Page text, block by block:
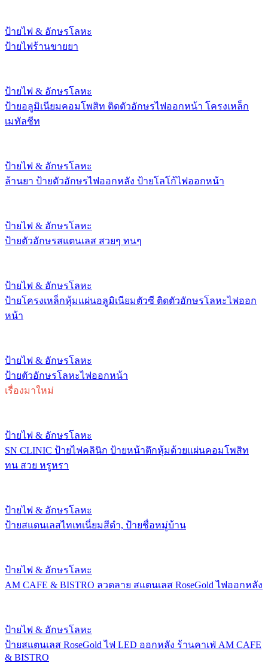
ป้ายไฟ & อักษรโลหะ
ป้ายไฟร้านขายยา
ป้ายไฟ & อักษรโลหะ
ป้ายอลูมิเนียมคอมโพสิท ติดตัวอักษรไฟออกหน้า โครงเหล็ก
เมทัลชีท
ป้ายไฟ & อักษรโลหะ
ล้านยา ป้ายตัวอักษรไฟออกหลัง ป้ายโลโก้ไฟออกหน้า
ป้ายไฟ & อักษรโลหะ
ป้ายตัวอักษรสแตนเลส สวยๆ ทนๆ
ป้ายไฟ & อักษรโลหะ
ป้ายโครงเหล็กหุ้มแผ่นอลูมิเนียมตัวซี ติดตัวอักษรโลหะไฟออก
หน้า
ป้ายไฟ & อักษรโลหะ
ป้ายตัวอักษรโลหะไฟออกหน้า
เรื่องมาใหม่
ป้ายไฟ & อักษรโลหะ
SN CLINIC ป้ายไฟคลินิก ป้ายหน้าตึกหุ้มด้วยแผ่นคอมโพสิท
ทน สวย หรูหรา
ป้ายไฟ & อักษรโลหะ
ป้ายสแตนเลสไทเทเนี่ยมสีดำ, ป้ายชื่อหมู่บ้าน
ป้ายไฟ & อักษรโลหะ
AM CAFE & BISTRO ลวดลาย สแตนเลส RoseGold ไฟออกหลัง
ป้ายไฟ & อักษรโลหะ
ป้ายสแตนเลส RoseGold ไฟ LED ออกหลัง ร้านคาเฟ่ AM CAFE
& BISTRO